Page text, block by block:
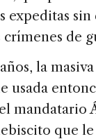
expeditas
crímenes de
la
usada
mandatario
que le